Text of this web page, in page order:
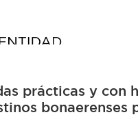
prácticas y con
bonaerenses